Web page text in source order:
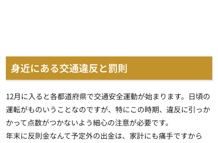
身近にある交通違反と罰則
12月に入ると各都道府県で交通安全運動が始まります。日頃の
運転がものいうことなのですが、特にこの時期、違反に引っか
かって点数がつかないよう細心の注意が必要です。
年末に反則金なんて予定外の出金は、家計にも痛手ですから